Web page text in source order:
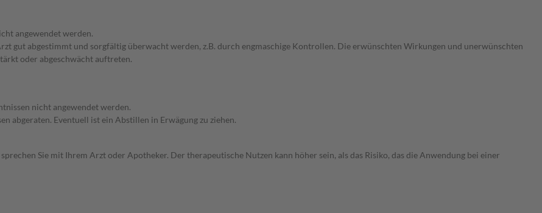
angewendet werden.
gut abgestimmt und sorgfältig überwacht werden, z.B. durch engmaschige Kontrollen. Die erwünschten Wirkungen und unerwünschten
oder abgeschwächt auftreten.
nicht angewendet werden.
abgeraten. Eventuell ist ein Abstillen in Erwägung zu ziehen.
Sie mit Ihrem Arzt oder Apotheker. Der therapeutische Nutzen kann höher sein, als das Risiko, das die Anwendung bei einer